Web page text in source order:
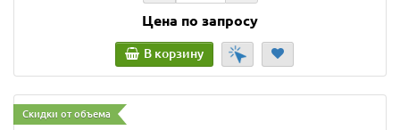
Цена по запросу
В корзину
Скидки от объема